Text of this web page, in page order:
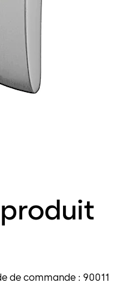
de commande : 90011